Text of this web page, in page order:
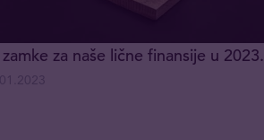
zamke za naše lične finansije u 2023.